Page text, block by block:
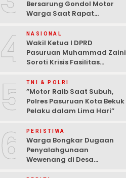
Bersarung Gondol Motor
Warga Saat Rapat
4 NASIONAL
Wakil Ketua I DPRD
Pasuruan Muhammad Zaini
Soroti Krisis Fasilitas
Anggaran
5 TNI & POLRI
‎”Motor Raib Saat Subuh,
Polres Pasuruan Kota Bekuk
Pelaku dalam Lima Hari” ‎
6 PERISTIWA
Warga Bongkar Dugaan
Penyalahgunaan
Wewenang di Desa